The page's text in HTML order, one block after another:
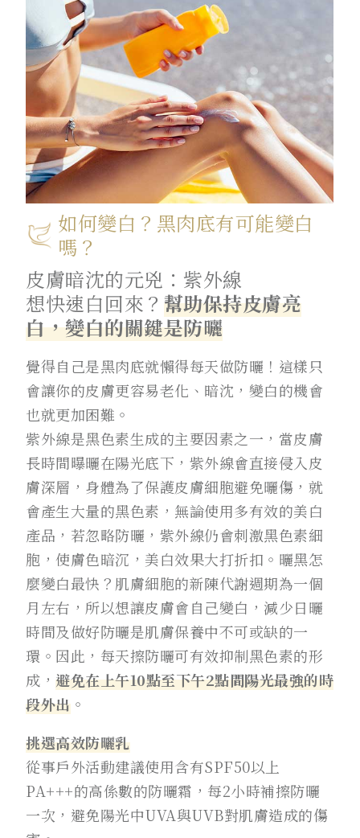
如何變白？黑肉底有可能變白
嗎？
皮膚暗沈的元兇：紫外線
想快速白回來？ 幫助保持皮膚亮
白，變白的關鍵是防曬
覺得自己是黑肉底就懶得每天做防曬！這樣只
會讓你的皮膚更容易老化、暗沈，變白的機會
也就更加困難。
紫外線是黑色素生成的主要因素之一，當皮膚
長時間曝曬在陽光底下，紫外線會直接侵入皮
膚深層，身體為了保護皮膚細胞避免曬傷，就
會產生大量的黑色素，無論使用多有效的美白
產品，若忽略防曬，紫外線仍會刺激黑色素細
胞，使膚色暗沉，美白效果大打折扣。曬黑怎
麼變白最快？肌膚細胞的新陳代謝週期為一個
月左右，所以想讓皮膚會自己變白，減少日曬
時間及做好防曬是肌膚保養中不可或缺的一
環。因此，每天擦防曬可有效抑制黑色素的形
成， 避免在上午10點至下午2點間陽光最強的時
段外出。
挑選高效防曬乳
從事戶外活動建議使用含有SPF50以上
PA+++的高係數的防曬霜，每2小時補擦防曬
一次，避免陽光中UVA與UVB對肌膚造成的傷